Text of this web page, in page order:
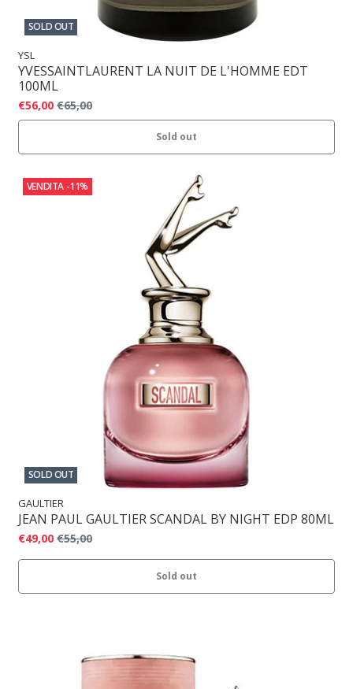
SOLD OUT
YSL
YVESSAINTLAURENT LA NUIT DE L'HOMME EDT
100ML
€56,00 €65,00
Sold out
VENDITA -11%
SOLD OUT
GAULTIER
JEAN PAUL GAULTIER SCANDAL BY NIGHT EDP 80ML
€49,00 €55,00
Sold out